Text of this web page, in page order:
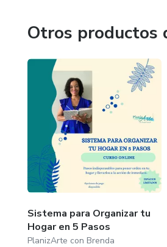
Otros productos
Sistema para Organizar tu
Hogar en 5 Pasos
PlanizArte con Brenda